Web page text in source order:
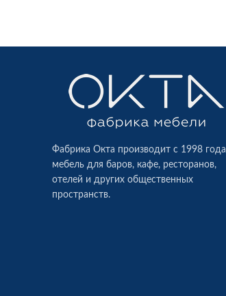
Фабрика Окта производит c 1998 года
мебель для баров, кафе, ресторанов,
отелей и других общественных
пространств.